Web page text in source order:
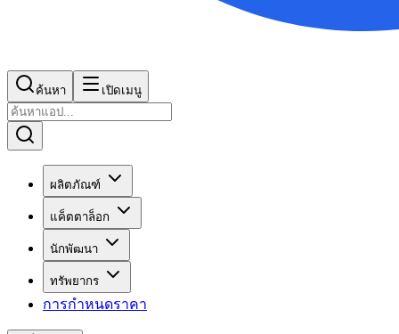
ค้นหา เปิดเมนู
ผลิตภัณฑ์
แค็ตตาล็อก
นักพัฒนา
ทรัพยากร
การกำหนดราคา